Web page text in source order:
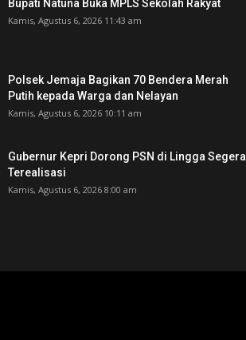
Bupati Natuna Buka MPLS Sekolah Rakyat
Kamis, Agustus 6, 2026 11:43 am
Polsek Jemaja Bagikan 70 Bendera Merah
Putih kepada Warga dan Nelayan
Kamis, Agustus 6, 2026 10:11 am
Gubernur Kepri Dorong PSN di Lingga Segera
Terealisasi
Kamis, Agustus 6, 2026 8:00 am